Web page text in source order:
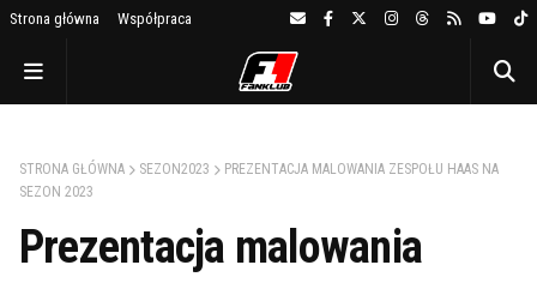
Strona główna Współpraca
STRONA GŁÓWNA SEZON2023
PREZENTACJA MALOWANIA ZESPOŁU HAAS NA
SEZON 2023
Prezentacja malowania